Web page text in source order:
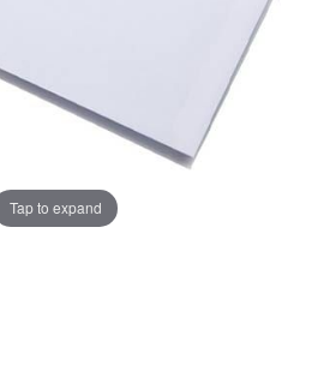
Tap to expand